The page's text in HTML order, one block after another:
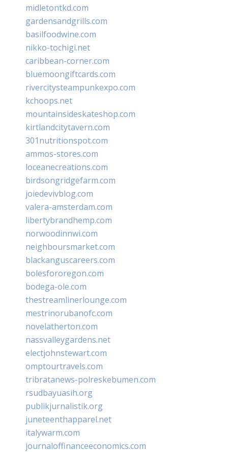
midletontkd.com
gardensandgrills.com
basilfoodwine.com
nikko-tochigi.net
caribbean-corner.com
bluemoongiftcards.com
rivercitysteampunkexpo.com
kchoops.net
mountainsideskateshop.com
kirtlandcitytavern.com
301nutritionspot.com
ammos-stores.com
loceanecreations.com
birdsongridgefarm.com
joiedevivblog.com
valera-amsterdam.com
libertybrandhemp.com
norwoodinnwi.com
neighboursmarket.com
blackanguscareers.com
bolesfororegon.com
bodega-ole.com
thestreamlinerlounge.com
mestrinorubanofc.com
novelatherton.com
nassvalleygardens.net
electjohnstewart.com
omptourtravels.com
tribratanews-polreskebumen.com
rsudbayuasih.org
publikjurnalistik.org
juneteenthapparel.net
italywarm.com
journaloffinanceeconomics.com